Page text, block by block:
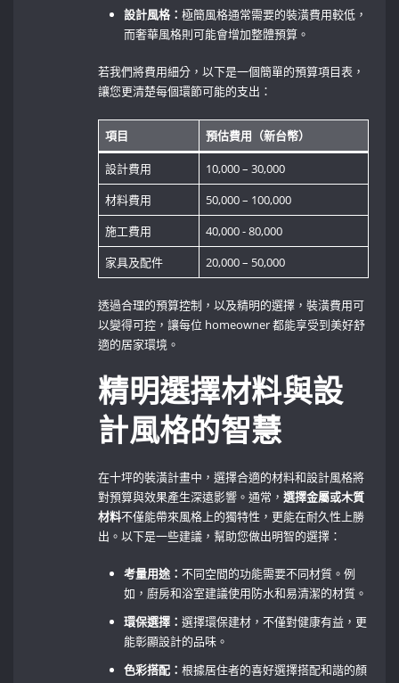
設計風格：極簡風格通常需要的裝潢費用較低，
而奢華風格則可能會增加整體預算。
若我們將費用細分，以下是一個簡單的預算項目表，
讓您更清楚每個環節可能的支出：
項目 預估費用（新台幣）
設計費用
10,000 – 30,000
材料費用
50,000 – 100,000
施工費用
40,000⁢ -⁣ 80,000
家具及配件
20,000 – 50,000
透過合理的預算控制，以及精明的選擇，裝潢費用可
以變得可控，讓每位 homeowner⁢ 都能享受到美好舒
適的居家環境。
精明選擇材料與設
計風格的智慧
在十坪的裝潢計畫中，選擇合適的材料和設計風格將
對預算與效果產生深遠影響。通常，選擇金屬或木質
材料不僅能帶來風格上的獨特性，更能在耐久性上勝
出。以下是一些建議，幫助您做出明智的選擇：
考量用途：不同空間的功能需要不同材質。例
如，廚房和浴室建議使用防水和易清潔的材質。
環保選擇：選擇環保建材，不僅對健康有益，更
能彰顯設計的品味。
色彩搭配：根據居住者的喜好選擇搭配和諧的顏